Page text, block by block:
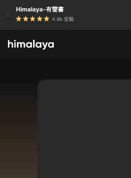
Himalaya-有聲書
4.8k 安裝